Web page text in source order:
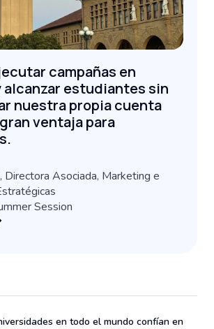
campañas en
alcanzar estudiantes sin
nuestra propia cuenta
ventaja para
Directora Asociada, Marketing e
Session
en todo el mundo confían en